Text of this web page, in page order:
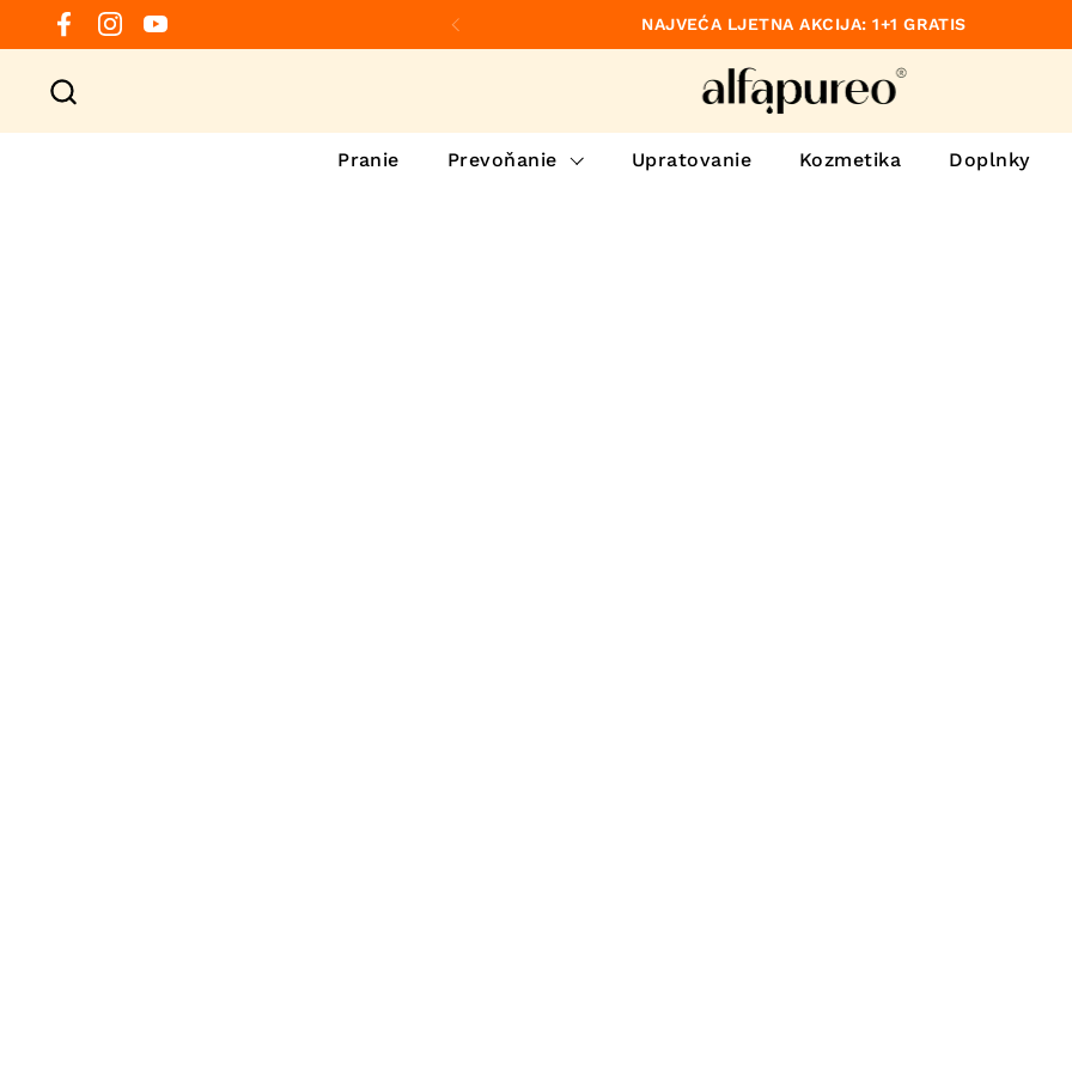
Preskočiť na obsah
Facebook
Instagram
YouTube Predchádzajúce
NAJVEĆA LJETNA AKCIJA: 1+1 GRATIS
Pranie Prevoňanie Upratovanie Kozmetika Doplnky